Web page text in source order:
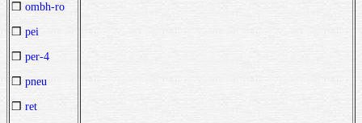
❒ ombh-ro
❒ pei
❒ per-4
❒ pneu
❒ ret